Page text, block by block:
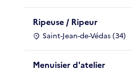
Ripeuse / Ripeur
Saint-Jean-de-Védas (34)
Menuisier d'atelier